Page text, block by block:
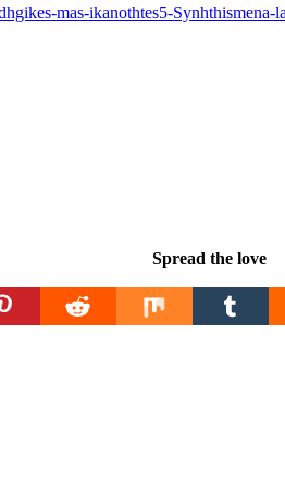
mas-ikanothtes5-
Spread the love